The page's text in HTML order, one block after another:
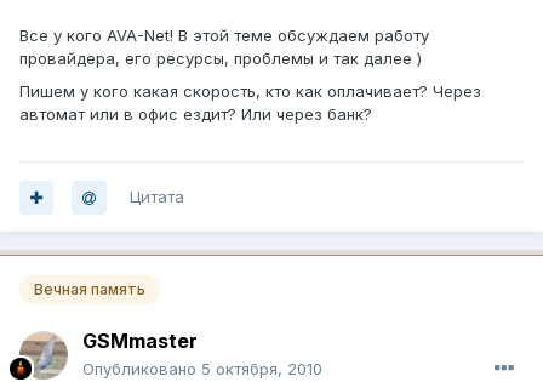
Все у кого AVA-Net! В этой теме обсуждаем работу
провайдера, его ресурсы, проблемы и так далее )
Пишем у кого какая скорость, кто как оплачивает? Через
автомат или в офис ездит? Или через банк?
Цитата
Вечная память
GSMmaster
Опубликовано 5 октября, 2010